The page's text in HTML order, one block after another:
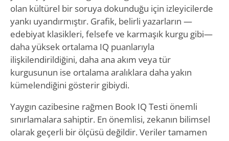
olan kültürel bir soruya dokunduğu için izleyicilerde
yankı uyandırmıştır. Grafik, belirli yazarların —
edebiyat klasikleri, felsefe ve karmaşık kurgu gibi—
daha yüksek ortalama IQ puanlarıyla
ilişkilendirildiğini, daha ana akım veya tür
kurgusunun ise ortalama aralıklara daha yakın
kümelendiğini gösterir gibiydi.
Yaygın cazibesine rağmen Book IQ Testi önemli
sınırlamalara sahiptir. En önemlisi, zekanın bilimsel
olarak geçerli bir ölçüsü değildir. Veriler tamamen